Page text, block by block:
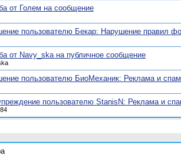
от Голем на сообщение
пользователю Бекар: Нарушение правил
от Navy_ska на публичное сообщение
пользователю БиоМеханик: Реклама и спам
пользователю StanisN: Реклама и